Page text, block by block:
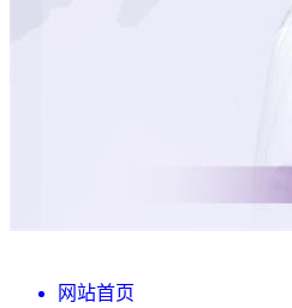
网站首页